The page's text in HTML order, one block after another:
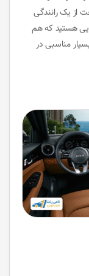
از یک رانندگی
هستید که هم
مناسبی در